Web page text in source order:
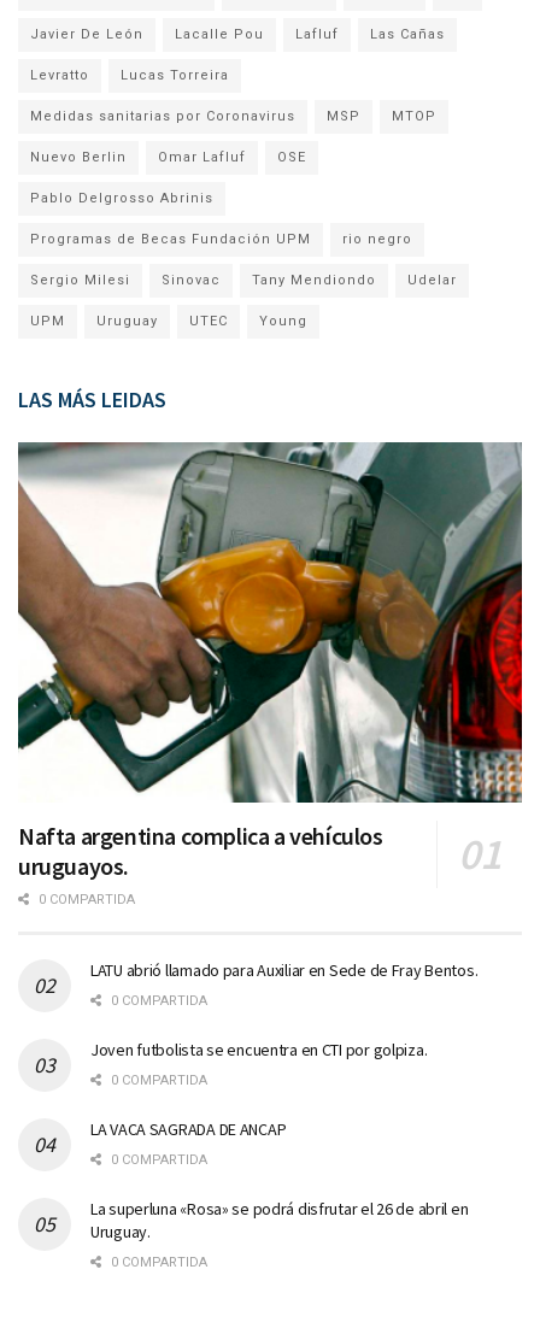
Javier De León Lacalle Pou Lafluf Las Cañas
Levratto Lucas Torreira
Medidas sanitarias por Coronavirus MSP MTOP
Nuevo Berlin Omar Lafluf OSE
Pablo Delgrosso Abrinis
Programas de Becas Fundación UPM rio negro
Sergio Milesi Sinovac Tany Mendiondo Udelar
UPM Uruguay UTEC Young
LAS MÁS LEIDAS
Nafta argentina complica a vehículos
uruguayos.
0 COMPARTIDA
LATU abrió llamado para Auxiliar en Sede de Fray Bentos.
0 COMPARTIDA
Joven futbolista se encuentra en CTI por golpiza.
0 COMPARTIDA
LA VACA SAGRADA DE ANCAP
0 COMPARTIDA
La superluna «Rosa» se podrá disfrutar el 26 de abril en
Uruguay.
0 COMPARTIDA